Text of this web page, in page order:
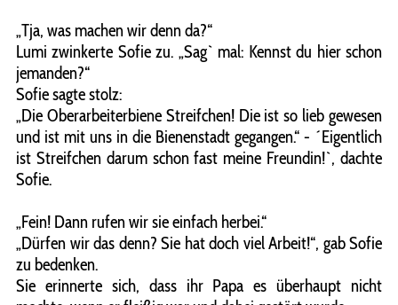
„Tja, was machen wir denn da?“
Lumi zwinkerte Sofie zu. „Sag` mal: Kennst du hier schon
jemanden?“
Sofie sagte stolz:
„Die Oberarbeiterbiene Streifchen! Die ist so lieb gewesen
und ist mit uns in die Bienenstadt gegangen.“ - ´Eigentlich
ist Streifchen darum schon fast meine Freundin!`, dachte
Sofie.
„Fein! Dann rufen wir sie einfach herbei.“
„Dürfen wir das denn? Sie hat doch viel Arbeit!“, gab Sofie
zu bedenken.
Sie erinnerte sich, dass ihr Papa es überhaupt nicht